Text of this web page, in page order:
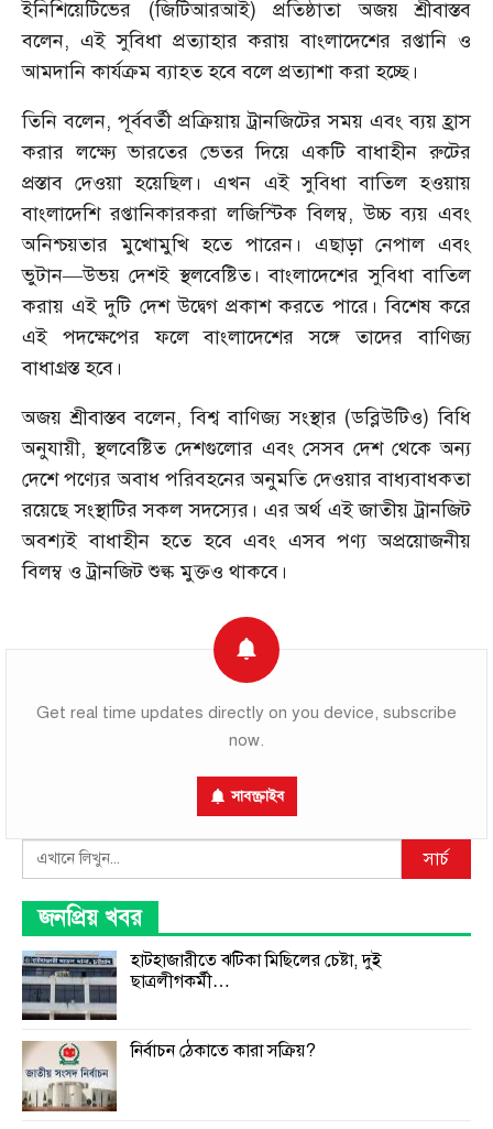
ইনিশিয়েটিভের (জিটিআরআই) প্রতিষ্ঠাতা অজয় ​​শ্রীবাস্তব
বলেন, এই সুবিধা প্রত্যাহার করায় বাংলাদেশের রপ্তানি ও
আমদানি কার্যক্রম ব্যাহত হবে বলে প্রত্যাশা করা হচ্ছে।
তিনি বলেন, পূর্ববর্তী প্রক্রিয়ায় ট্রানজিটের সময় এবং ব্যয় হ্রাস
করার লক্ষ্যে ভারতের ভেতর দিয়ে একটি বাধাহীন রুটের
প্রস্তাব দেওয়া হয়েছিল। এখন এই সুবিধা বাতিল হওয়ায়
বাংলাদেশি রপ্তানিকারকরা লজিস্টিক বিলম্ব, উচ্চ ব্যয় এবং
অনিশ্চয়তার মুখোমুখি হতে পারেন। এছাড়া নেপাল এবং
ভুটান—উভয় দেশই স্থলবেষ্টিত। বাংলাদেশের সুবিধা বাতিল
করায় এই দুটি দেশ উদ্বেগ প্রকাশ করতে পারে। বিশেষ করে
এই পদক্ষেপের ফলে বাংলাদেশের সঙ্গে তাদের বাণিজ্য
বাধাগ্রস্ত হবে।
অজয় শ্রীবাস্তব বলেন, বিশ্ব বাণিজ্য সংস্থার (ডব্লিউটিও) বিধি
অনুযায়ী, স্থলবেষ্টিত দেশগুলোর এবং সেসব দেশ থেকে অন্য
দেশে পণ্যের অবাধ পরিবহনের অনুমতি দেওয়ার বাধ্যবাধকতা
রয়েছে সংস্থাটির সকল সদস্যের। এর অর্থ এই জাতীয় ট্রানজিট
অবশ্যই বাধাহীন হতে হবে এবং এসব পণ্য অপ্রয়োজনীয়
বিলম্ব ও ট্রানজিট শুল্ক মুক্তও থাকবে।
Get real time updates directly on you device, subscribe
now.
সাবস্ক্রাইব
Search সার্চ
জনপ্রিয় খবর
হাটহাজারীতে ঝটিকা মিছিলের চেষ্টা, দুই
ছাত্রলীগকর্মী…
নির্বাচন ঠেকাতে কারা সক্রিয়?